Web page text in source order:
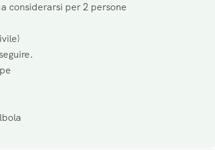
considerarsi per 2 persone